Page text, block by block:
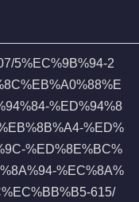
5%EC%9B%94-2
%ED%94%8
%ED%
%ED%8E%BC%
%EC%8A%
615/